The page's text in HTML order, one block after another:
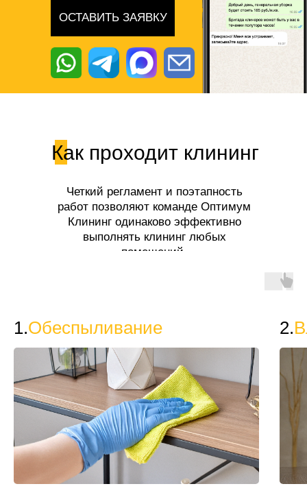
ОСТАВИТЬ ЗАЯВКУ
Как проходит клининг
Четкий регламент и поэтапность
работ позволяют команде Оптимум
Клининг одинаково эффективно
выполнять клининг любых
помещений.
1.Обеспыливание 2.